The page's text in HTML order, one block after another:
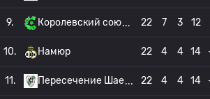
9. Королевский сою 22 7 3 12
10. Намюр 22 4 4 14
11. Пересечение Шае 22 4 4 14